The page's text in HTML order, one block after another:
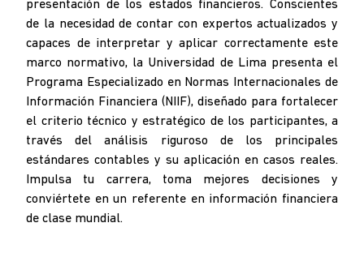
presentación de los estados financieros. Conscientes
de la necesidad de contar con expertos actualizados y
capaces de interpretar y aplicar correctamente este
marco normativo, la Universidad de Lima presenta el
Programa Especializado en Normas Internacionales de
Información Financiera (NIIF), diseñado para fortalecer
el criterio técnico y estratégico de los participantes, a
través del análisis riguroso de los principales
estándares contables y su aplicación en casos reales.
Impulsa tu carrera, toma mejores decisiones y
conviértete en un referente en información financiera
de clase mundial.